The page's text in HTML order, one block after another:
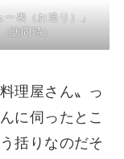
ー表（お造り）」
（訪問時）
理屋さん〟っ
に伺ったとこ
括りなのだそ